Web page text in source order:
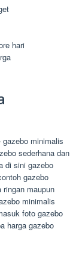
hari
gazebo minimalis
sederhana dan
di sini gazebo
gazebo
ringan maupun
minimalis
foto gazebo
harga gazebo